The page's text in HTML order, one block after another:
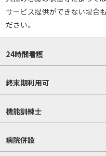
サービス提供ができない場合
ださい。
24時間看護
終末期利用可
機能訓練士
病院併設